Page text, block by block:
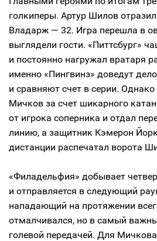
голкиперы. Артур Шилов
Владарж — 32. Игра перешла в
выглядели гости. «Питтсбург»
и постоянно нагружал вратаря
именно «Пингвинз» доведут
и сравняют счет в серии.
Мичков за счет шикарного
от игрока соперника и отдал
линию, а защитник Кэмерон
дистанции распечатал ворота
«Филадельфия» добывает
и отправляется в следующий
нападающий на протяжении
отмалчивался, но в самый
голевой передачей. Для